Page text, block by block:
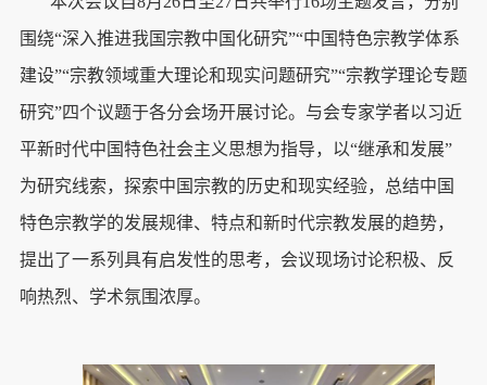
围绕“深入推进我国宗教中国化研究”“中国特色宗教学体系
建设”“宗教领域重大理论和现实问题研究”“宗教学理论专题
研究”四个议题于各分会场开展讨论。与会专家学者以习近
平新时代中国特色社会主义思想为指导，以“继承和发展”
为研究线索，探索中国宗教的历史和现实经验，总结中国
特色宗教学的发展规律、特点和新时代宗教发展的趋势，
提出了一系列具有启发性的思考，会议现场讨论积极、反
响热烈、学术氛围浓厚。